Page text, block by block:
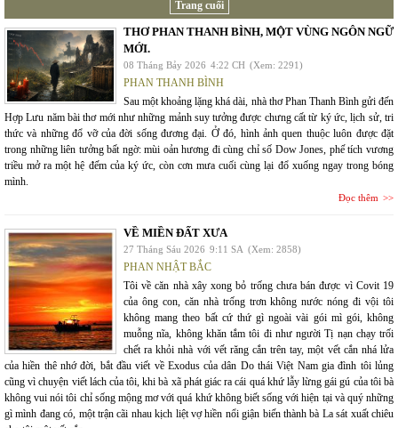
Trang cuối
THƠ PHAN THANH BÌNH, MỘT VÙNG NGÔN NGỮ
MỚI.
08 Tháng Bảy 2026 4:22 CH (Xem: 2291)
PHAN THANH BÌNH
Sau một khoảng lặng khá dài, nhà thơ Phan Thanh Bình gửi đến
Hợp Lưu năm bài thơ mới như những mảnh suy tưởng được chưng cất từ ký ức, lịch sử, tri
thức và những đổ vỡ của đời sống đương đại. Ở đó, hình ảnh quen thuộc luôn được đặt
trong những liên tưởng bất ngờ: mùi oản hương đi cùng chỉ số Dow Jones, phế tích vương
triều mở ra một hệ đếm của ký ức, còn cơn mưa cuối cùng lại đổ xuống ngay trong bóng
mình.
Đọc thêm
VỀ MIỀN ĐẤT XƯA
27 Tháng Sáu 2026 9:11 SA (Xem: 2858)
PHAN NHẬT BẮC
Tôi về căn nhà xây xong bỏ trống chưa bán được vì Covit 19
của ông con, căn nhà trống trơn không nước nóng đi vội tôi
không mang theo bất cứ thứ gì ngoài vài gói mì gói, không
muỗng nĩa, không khăn tắm tôi đi như người Tị nạn chạy trối
chết ra khỏi nhà với vết răng cắn trên tay, một vết cắn nhá lửa
của hiền thê nhớ đời, bắt đầu viết về Exodus của dân Do thái Việt Nam gia đình tôi lủng
cũng vì chuyện viết lách của tôi, khi bà xã phát giác ra cái quá khứ lẫy lừng gái gú của tôi bà
không vui nói tôi chỉ sống mộng mơ với quá khứ không biết sống với hiện tại và quý những
gì mình đang có, một trận cãi nhau kịch liệt vợ hiền nổi giận biến thành bà La sát xuất chiêu